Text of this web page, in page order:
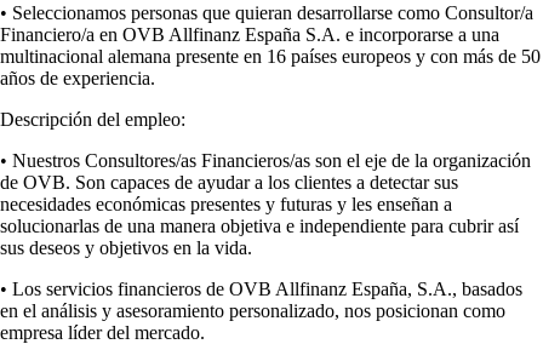
• Seleccionamos personas que quieran desarrollarse como Consultor/a
Financiero/a en OVB Allfinanz España S.A. e incorporarse a una
multinacional alemana presente en 16 países europeos y con más de 50
años de experiencia.
Descripción del empleo:
• Nuestros Consultores/as Financieros/as son el eje de la organización
de OVB. Son capaces de ayudar a los clientes a detectar sus
necesidades económicas presentes y futuras y les enseñan a
solucionarlas de una manera objetiva e independiente para cubrir así
sus deseos y objetivos en la vida.
• Los servicios financieros de OVB Allfinanz España, S.A., basados
en el análisis y asesoramiento personalizado, nos posicionan como
empresa líder del mercado.